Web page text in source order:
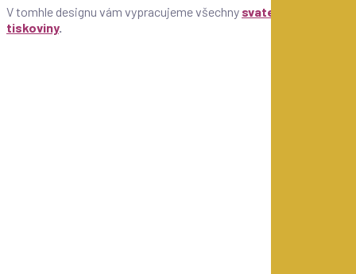
V tomhle designu vám vypracujeme všechny svatební
tiskoviny.